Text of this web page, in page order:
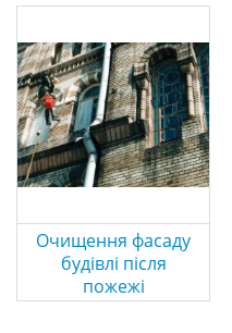
Очищення фасаду
будівлі після
пожежі